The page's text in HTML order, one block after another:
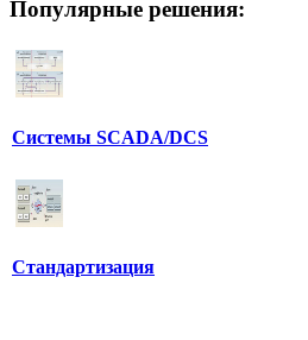
Популярные решения:
Системы SCADA/DCS
Стандартизация